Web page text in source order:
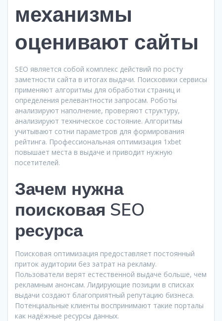
механизмы
оценивают сайты
SEO является собой комплекс действий по росту
заметности сайта в итогах выдачи. Поисковики сервисы
применяют алгоритмы для обработки страниц и
определения релевантности запросам. Роботы
анализируют наполнение, проверяют структуру,
анализируют техническое состояние. Алгоритмы
учитывают сотни параметров для формирования
рейтинга. Профессиональная оптимизация 1xbet
повышает места в выдаче и приводит нужную
посетителей.
Зачем нужна
поисковая SEO
ресурса
Поисковая оптимизация предоставляет постоянный
приток аудитории без затрат на рекламу.
Пользователи верят естественной выдаче больше, чем
рекламным анонсам. Лидирующие позиции в списках
выдачи создают благоприятный репутацию бизнеса.
Потенциальные клиенты воспринимают такие порталы
как надёжные ресурсы данных.